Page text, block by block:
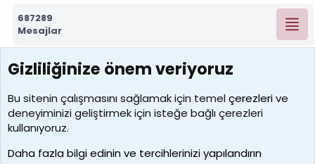
687289
Mesajlar
7389
Kullanıcılar
idriskaancelik
Son üye
Gizliliğinize önem veriyoruz
Bu sitenin çalışmasını sağlamak için temelçerezlerive
deneyiminizi geliştirmek için isteğe bağlı çerezleri
kullanıyoruz.
Daha fazla bilgi edinin ve tercihlerinizi yapılandırın